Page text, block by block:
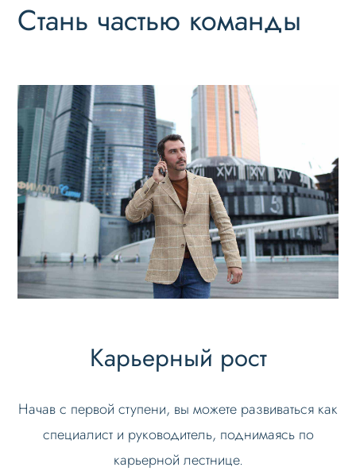
Стань частью команды
Карьерный рост
Начав с первой ступени, вы можете развиваться как
специалист и руководитель, поднимаясь по
карьерной лестнице.